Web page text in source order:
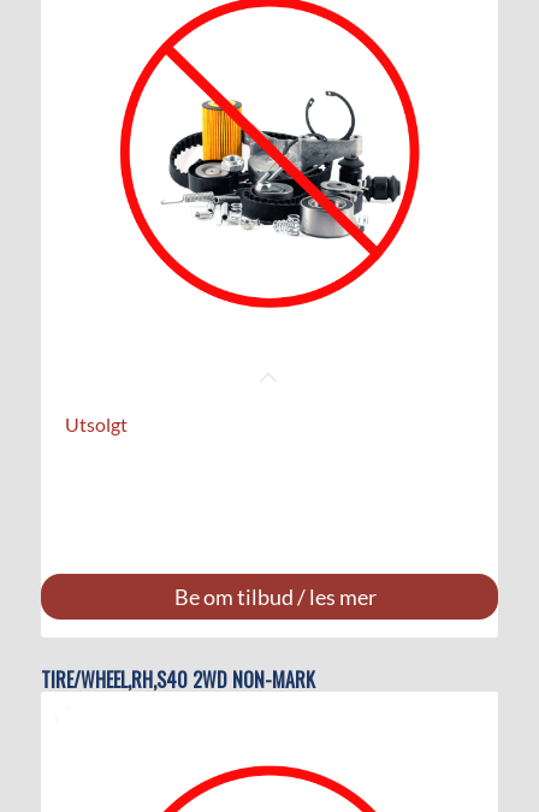
Utsolgt
Be om tilbud / les mer
TIRE/WHEEL,RH,S40 2WD NON-MARK